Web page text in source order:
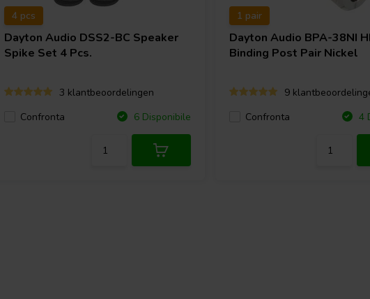
4 pcs
Dayton Audio DSS2-BC Speaker
Spike Set 4 Pcs.
3 klantbeoordelingen
Confronta
6 Disponibile
1 pair
Dayton Audio BPA-38NI
Binding Post Pair Nickel
9
Confronta
4